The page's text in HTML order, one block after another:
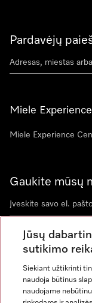
Pardavėjų
Miele
Miele Experience
Gaukite mūsų
Jūsų
sutikimo
Siekiant užtikrinti
naudoja būtinus
naudojame